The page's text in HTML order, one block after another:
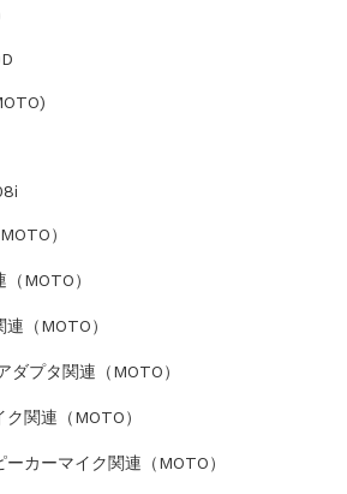
）
MOTO）
（MOTO）
ダプタ関連（MOTO）
関連（MOTO）
ーカーマイク関連（MOTO）